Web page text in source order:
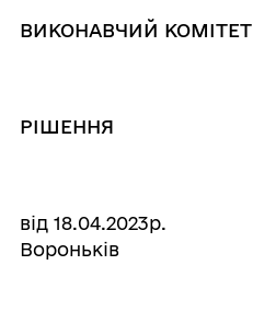
ВИКОНАВЧИЙ КОМІТЕТ
РІШЕННЯ
від
Вороньків